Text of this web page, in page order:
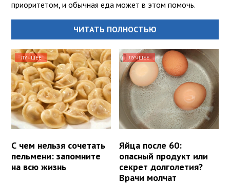
приоритетом, и обычная еда может в этом помочь.
ЧИТАТЬ ПОЛНОСТЬЮ
ЛУЧШЕЕ
С чем нельзя сочетать
пельмени: запомните
на всю жизнь
ЛУЧШЕЕ
Яйца после 60:
опасный продукт или
секрет долголетия?
Врачи молчат